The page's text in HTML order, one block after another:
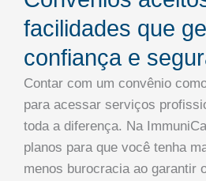
facilidades que
confiança e
Contar com um convênio
para acessar serviços
toda a diferença. Na
planos para que você tenha
menos burocracia ao garantir